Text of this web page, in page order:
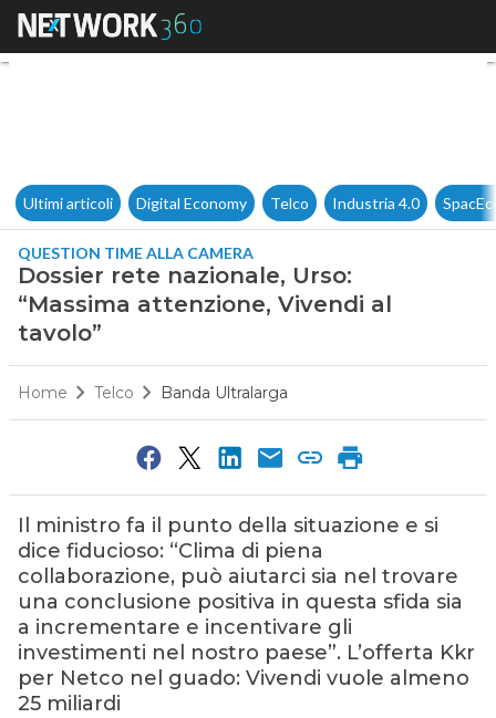
Dossier rete nazionale, Urso:
Ultimi articoli Digital Economy Telco Industria 4.0
QUESTION TIME ALLA CAMERA
Dossier rete nazionale, Urso:
“Massima attenzione, Vivendi al
tavolo”
Home Telco Banda Ultralarga
Il ministro fa il punto della situazione e si
dice fiducioso: “Clima di piena
collaborazione, può aiutarci sia nel trovare
una conclusione positiva in questa sfida sia
a incrementare e incentivare gli
investimenti nel nostro paese”. L’offerta Kkr
per Netco nel guado: Vivendi vuole almeno
25 miliardi